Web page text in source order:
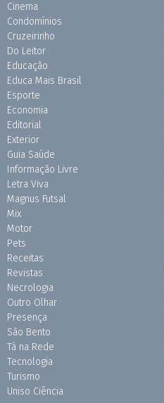
Cinema
Condomínios
Cruzeirinho
Do Leitor
Educação
Educa Mais Brasil
Esporte
Economia
Editorial
Exterior
Guia Saúde
Informação Livre
Letra Viva
Magnus Futsal
Mix
Motor
Pets
Receitas
Revistas
Necrologia
Outro Olhar
Presença
São Bento
Tá na Rede
Tecnologia
Turismo
Uniso Ciência